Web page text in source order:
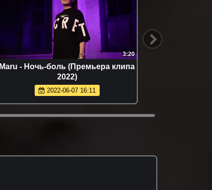
3:20
Maru - Ночь-боль (Премьера клипа
2022)
2022-06-07 16:11